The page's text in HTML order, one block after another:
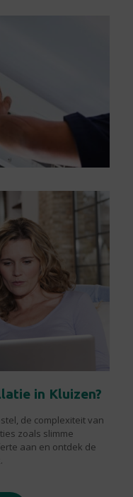
in Kluizen?
de complexiteit van
zoals slimme
aan en ontdek de